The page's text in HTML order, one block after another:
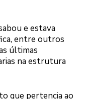
e estava
entre outros
últimas
na estrutura
que pertencia ao